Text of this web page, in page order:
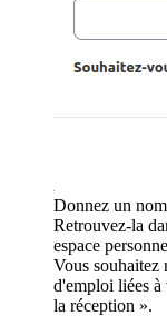
Donnez un
Retrouvez-la
espace
Vous souhaitez
d'emploi liées
la réception ».